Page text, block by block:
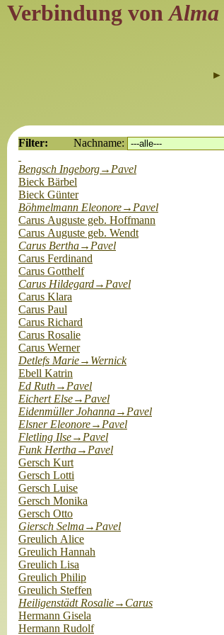
Verbindung vonAlma
►
Filter: Nachname:
Bengsch Ingeborg→Pavel
Bieck Bärbel
Bieck Günter
Böhmelmann Eleonore→Pavel
Carus Auguste geb. Hoffmann
Carus Auguste geb. Wendt
Carus Bertha→Pavel
Carus Ferdinand
Carus Gotthelf
Carus Hildegard→Pavel
Carus Klara
Carus Paul
Carus Richard
Carus Rosalie
Carus Werner
Detlefs Marie→Wernick
Ebell Katrin
Ed Ruth→Pavel
Eichert Else→Pavel
Eidenmüller Johanna→Pavel
Elsner Eleonore→Pavel
Fletling Ilse→Pavel
Funk Hertha→Pavel
Gersch Kurt
Gersch Lotti
Gersch Luise
Gersch Monika
Gersch Otto
Giersch Selma→Pavel
Greulich Alice
Greulich Hannah
Greulich Lisa
Greulich Philip
Greulich Steffen
Heiligenstädt Rosalie→Carus
Hermann Gisela
Hermann Rudolf